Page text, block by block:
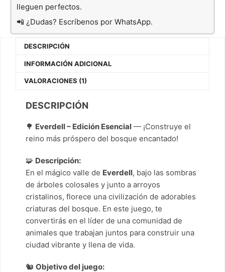
lleguen perfectos.
📲 ¿Dudas? Escríbenos por WhatsApp.
DESCRIPCIÓN
INFORMACIÓN ADICIONAL
VALORACIONES (1)
DESCRIPCIÓN
🌳 Everdell – Edición Esencial — ¡Construye el
reino más próspero del bosque encantado!
🧩 Descripción:
En el mágico valle de Everdell, bajo las sombras
de árboles colosales y junto a arroyos
cristalinos, florece una civilización de adorables
criaturas del bosque. En este juego, te
convertirás en el líder de una comunidad de
animales que trabajan juntos para construir una
ciudad vibrante y llena de vida.
🐿️ Objetivo del juego: